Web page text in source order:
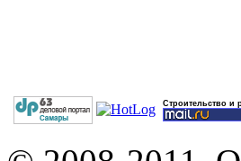
Строительство и